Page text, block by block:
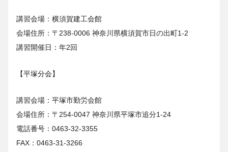
講習会場：横須賀建工会館
会場住所：〒238-0006 神奈川県横須賀市日の出町1-2
講習開催日：年2回
【平塚分会】
講習会場：平塚市勤労会館
会場住所：〒254-0047 神奈川県平塚市追分1-24
電話番号：0463-32-3355
FAX：0463-31-3266